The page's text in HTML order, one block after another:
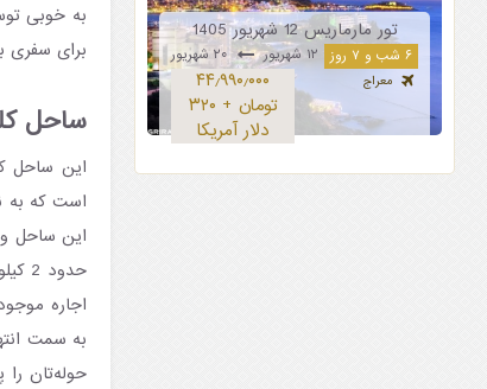
به خوبی
برای سفری
ساحل
این ساحل
است که به
این ساحل
اجاره
به سمت
حوله‌تان را
تور مارماریس 12 شهریور 1405
۶ شب و ۷ روز ۱۲ شهریور ۲۰ شهریور
معراج
۴۴٫۹۹۰٫۰۰۰
تومان + ۳۲۰
دلار آمریکا